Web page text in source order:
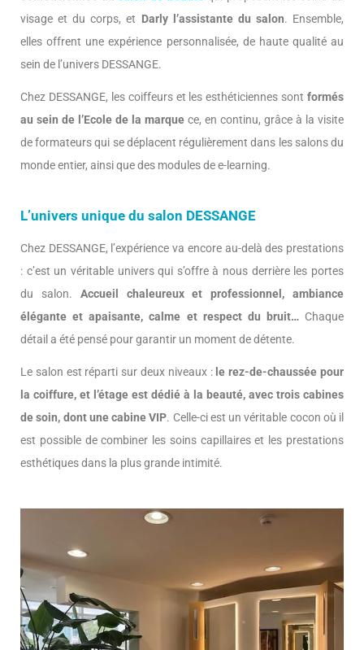
visage et du corps, et Darly l’assistante du salon. Ensemble,
elles offrent une expérience personnalisée, de haute qualité au
sein de l’univers DESSANGE.
Chez DESSANGE, les coiffeurs et les esthéticiennes sont formés
au sein de l’Ecole de la marque ce, en continu, grâce à la visite
de formateurs qui se déplacent régulièrement dans les salons du
monde entier, ainsi que des modules de e-learning.
L’univers unique du salon DESSANGE
Chez DESSANGE, l’expérience va encore au-delà des prestations
: c’est un véritable univers qui s’offre à nous derrière les portes
du salon. Accueil chaleureux et professionnel, ambiance
élégante et apaisante, calme et respect du bruit…Chaque
détail a été pensé pour garantir un moment de détente.
Le salon est réparti sur deux niveaux : le rez-de-chaussée pour
la coiffure, et l’étage est dédié à la beauté, avec trois cabines
de soin, dont une cabine VIP. Celle-ci est un véritable cocon où il
est possible de combiner les soins capillaires et les prestations
esthétiques dans la plus grande intimité.